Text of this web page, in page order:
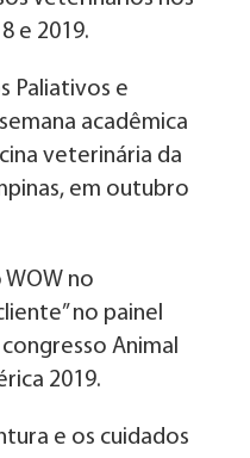
e 2019.
Paliativos e
acadêmica
veterinária da
em outubro
WOW no
no painel
Animal
2019.
e os cuidados